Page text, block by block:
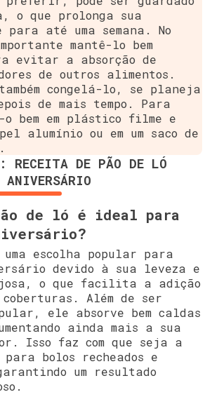
o que prolonga sua
até uma semana. No
mantê-lo bem
evitar a absorção de
de outros alimentos.
também congelá-lo, se planeja
de mais tempo. Para
o bem em plástico filme e
alumínio ou em um saco de
RECEITA DE PÃO DE LÓ
ANIVERSÁRIO
de ló é ideal para
escolha popular para
devido à sua leveza e
o que facilita a adição
Além de ser
ele absorve bem caldas
ainda mais a sua
Isso faz com que seja a
bolos recheados e
um resultado